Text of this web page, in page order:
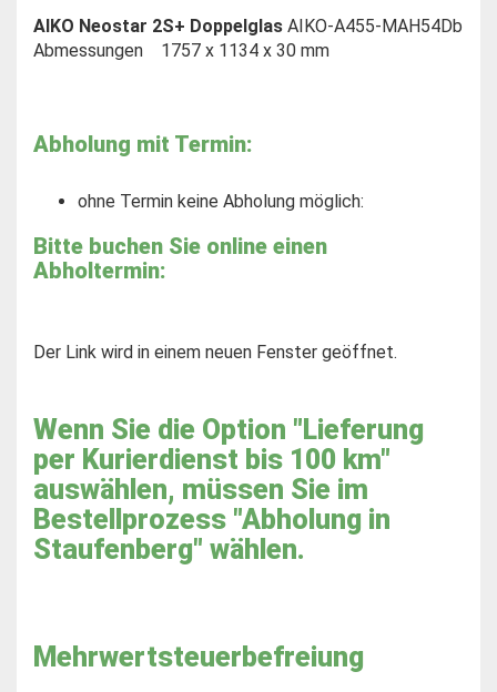
AIKO Neostar 2S+ Doppelglas AIKO-A455-MAH54Db
Abmessungen 1757 x 1134 x 30 mm
Abholung mit Termin:
ohne Termin keine Abholung möglich:
Bitte buchen Sie online einen
Abholtermin:
Der Link wird in einem neuen Fenster geöffnet.
Wenn Sie die Option "Lieferung
per Kurierdienst bis 100 km"
auswählen, müssen Sie im
Bestellprozess "Abholung in
Staufenberg" wählen.
Mehrwertsteuerbefreiung